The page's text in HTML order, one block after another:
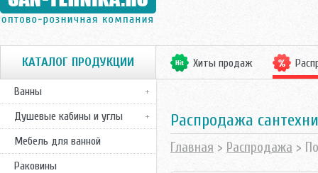
КАТАЛОГ ПРОДУКЦИИ
Ванны
Душевые кабины и углы
Мебель для ванной
Раковины
Хиты продаж
Распродажа
Главная > Распродажа >